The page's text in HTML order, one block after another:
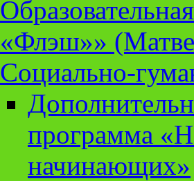
«Флэш»»
Социально-
программа
начинающих»